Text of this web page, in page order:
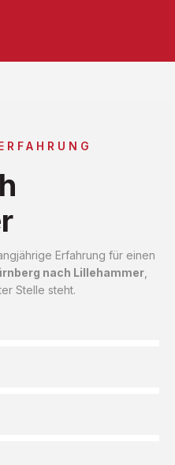
Erfahrung für einen
nach Lillehammer
Stelle steht.